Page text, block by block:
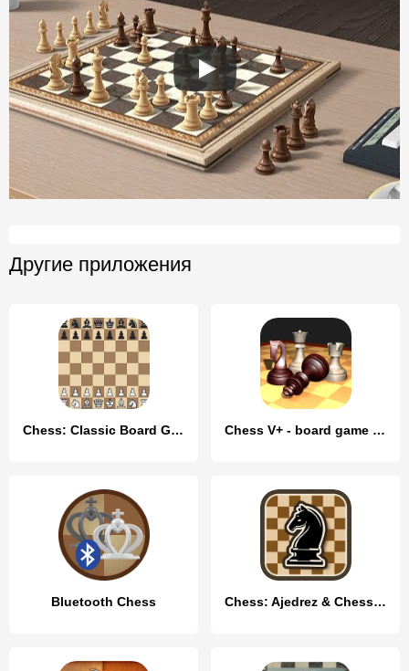
Другие приложения
Chess: Classic Board Game Chess V+ - board game of kings
Bluetooth Chess Chess: Ajedrez & Chess online